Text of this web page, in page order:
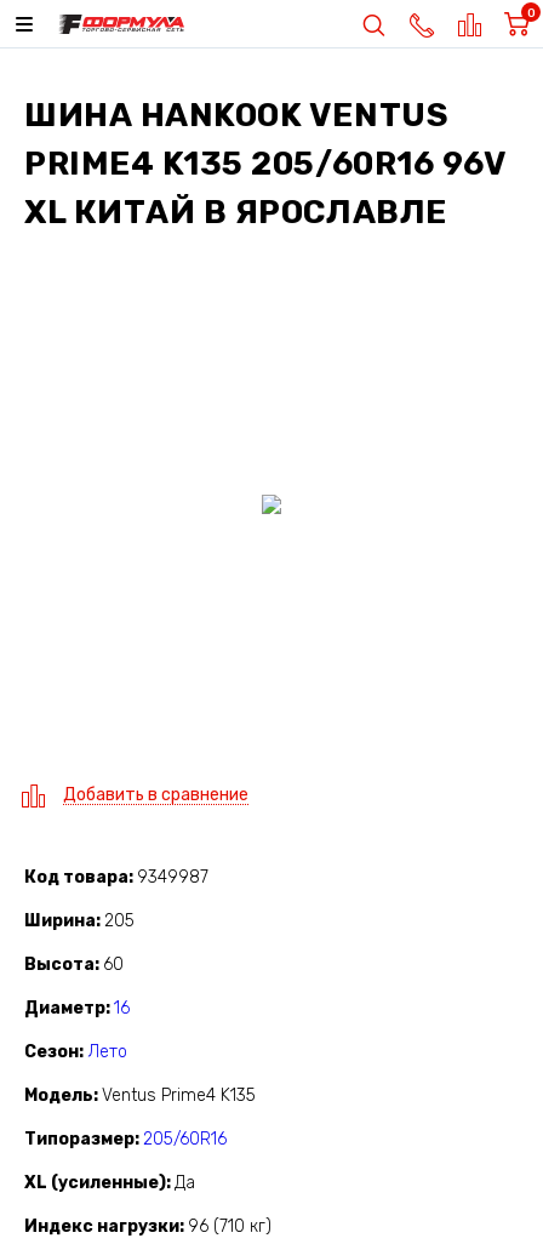
0
ШИНА HANKOOK VENTUS
PRIME4 K135 205/60R16 96V
XL КИТАЙ В ЯРОСЛАВЛЕ
Добавить в сравнение
Код товара 9349987
Ширина 205
Высота 60
Диаметр 16
Сезон Лето
Модель Ventus Prime4 K135
Типоразмер 205/60R16
XL (усиленные) Да
Индекс нагрузки 96 (710 кг)